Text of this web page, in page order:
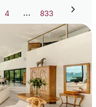
4 … 833